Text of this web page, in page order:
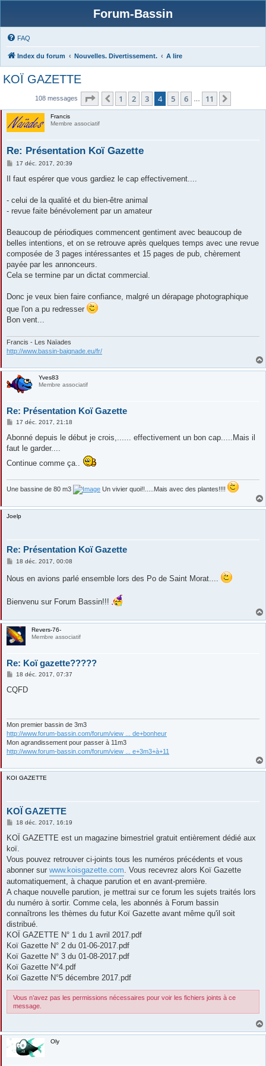
Forum-Bassin
FAQ
Index du forum Nouvelles. Divertissement. A lire
KOÏ GAZETTE
108 messages Page sur11
Précédente
1 2 3 4 5 6 11
Francis
Membre associatif
Re: Présentation Koï Gazette
M
s
g
17 déc. 2017, 20:39
Il faut espérer que vous gardiez le cap effectivement....
- celui de la qualité et du bien-être animal
- revue faite bénévolement par un amateur
Beaucoup de périodiques commencent gentiment avec beaucoup de
belles intentions, et on se retrouve après quelques temps avec une revue
composée de 3 pages intéressantes et 15 pages de pub, chèrement
payée par les annonceurs.
Cela se termine par un dictat commercial.
Donc je veux bien faire confiance, malgré un dérapage photographique
que l'on a pu redresser
Bon vent...
Francis - Les Naïades
http://www.bassin-baignade.eu/fr/
Yves83
Membre associatif
Re: Présentation Koï Gazette
M
s
a
e
17 déc. 2017, 21:18
Abonné depuis le début je crois,...... effectivement un bon cap.....Mais il
faut le garder....
Continue comme ça..
Une bassine de 80 m3 Un vivier quoi!!.....Mais avec des plantes!!!!
Joelp
Re: Présentation Koï Gazette
M
s
e
18 déc. 2017, 00:08
Nous en avions parlé ensemble lors des Po de Saint Morat....
Bienvenu sur Forum Bassin!!!
Revers-76-
Membre associatif
Re: Koï gazette?????
M
s
s
18 déc. 2017, 07:37
CQFD
Mon premier bassin de 3m3
http://www.forum-bassin.com/forum/view ... de+bonheur
Mon agrandissement pour passer à 11m3
http://www.forum-bassin.com/forum/view ... e+3m3+à+11
KOI GAZETTE
KOÏ GAZETTE
M
s
a
g
18 déc. 2017, 16:19
KOÏ GAZETTE est un magazine bimestriel gratuit entièrement dédié aux
koï.
Vous pouvez retrouver ci-joints tous les numéros précédents et vous
abonner sur www.koisgazette.com. Vous recevrez alors Koï Gazette
automatiquement, à chaque parution et en avant-première.
A chaque nouvelle parution, je mettrai sur ce forum les sujets traités lors
du numéro à sortir. Comme cela, les abonnés à Forum bassin
connaîtrons les thèmes du futur Koï Gazette avant même qu'il soit
distribué.
KOÏ GAZETTE N° 1 du 1 avril 2017.pdf
Koï Gazette N° 2 du 01-06-2017.pdf
Koï Gazette N° 3 du 01-08-2017.pdf
Koï Gazette N°4.pdf
Koï Gazette N°5 décembre 2017.pdf
Vous n’avez pas les permissions nécessaires pour voir les fichiers joints à ce
message.
Oly